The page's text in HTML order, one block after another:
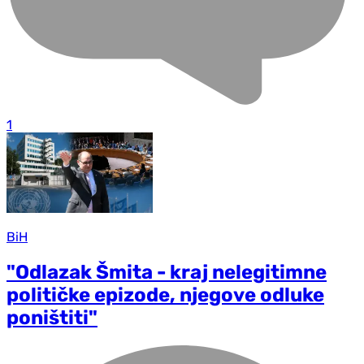
1
BiH
"Odlazak Šmita - kraj nelegitimne
političke epizode, njegove odluke
poništiti"